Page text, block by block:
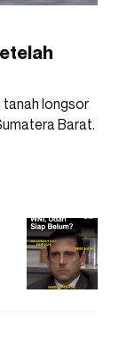
tanah longsor
Barat.